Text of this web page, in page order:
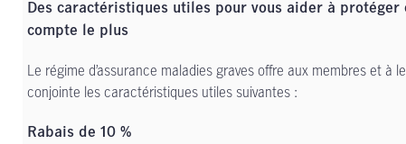
Des caractéristiques utiles pour vous aider à protéger
compte le plus
Le régime d’assurance maladies graves offre aux membres et à
conjointe les caractéristiques utiles suivantes :
Rabais de 10 %